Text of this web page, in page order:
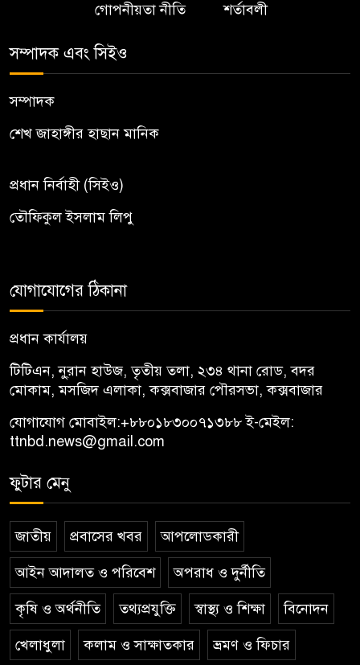
গোপনীয়তা নীতি শর্তাবলী
সম্পাদক এবং সিইও
সম্পাদক
শেখ জাহাঙ্গীর হাছান মানিক
প্রধান নির্বাহী (সিইও)
তৌফিকুল ইসলাম লিপু
যোগাযোগের ঠিকানা
প্রধান কার্যালয়
টিটিএন, নু্রান হাউজ, তৃতীয় তলা, ২৩৪ থানা রোড, বদর
মোকাম, মসজিদ এলাকা, কক্সবাজার পৌরসভা, কক্সবাজার
যোগাযোগ মোবাইল:+৮৮০১৮৩০০৭১৩৮৮ই-মেইল:
ttnbd.news@gmail.com
ফুটার মেনু
জাতীয় প্রবাসের খবর আপলোডকারী
আইন আদালত ও পরিবেশ অপরাধ ও দুর্নীতি
কৃষি ও অর্থনীতি তথ্যপ্রযুক্তি স্বাস্থ্য ও শিক্ষা বিনোদন
খেলাধুলা কলাম ও সাক্ষাতকার ভ্রমণ ও ফিচার